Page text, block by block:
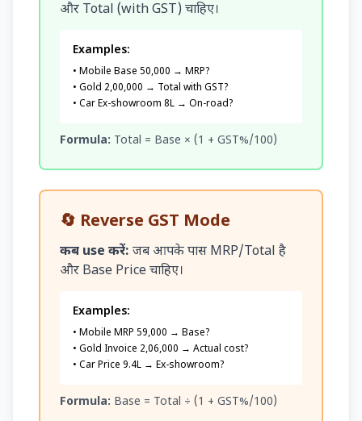
और Total (with GST) चाहिए।
Examples:
• Mobile Base ₹50,000 → MRP?
• Gold ₹2,00,000 → Total with GST?
• Car Ex-showroom ₹8L → On-road?
Formula: Total = Base × (1 + GST%/100)
🔄 Reverse GST Mode
कब use करें: जब आपके पास MRP/Total है
और Base Price चाहिए।
Examples:
• Mobile MRP ₹59,000 → Base?
• Gold Invoice ₹2,06,000 → Actual cost?
• Car Price ₹9.4L → Ex-showroom?
Formula: Base = Total ÷ (1 + GST%/100)